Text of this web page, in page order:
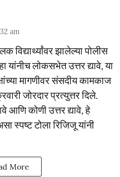
am
विद्यार्थ्यांवर झालेल्या पोलीस
यांनीच लोकसभेत उत्तर द्यावे, या
मागणीवर संसदीय कामकाज
जोरदार प्रत्युत्तर दिले.
आणि कोणी उत्तर द्यावे, हे
स्पष्ट टोला रिजिजू यांनी
More